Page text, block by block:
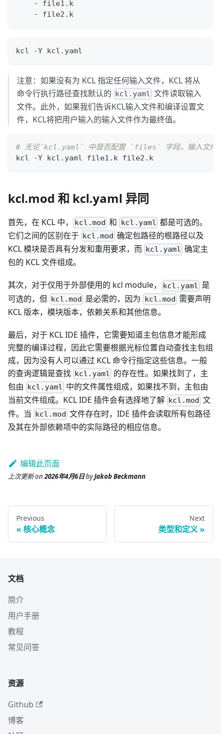
-
file1.k
-
file2.k
kcl -Y kcl.yaml
注意：如果没有为 KCL 指定任何输入文件，KCL 将从
命令行执行路径查找默认的 kcl.yaml 文件读取输入
文件。此外，如果我们告诉KCL输入文件和编译设置文
件，KCL将把用户输入的输入文件作为最终值。
# 无论`kcl.yaml` 中是否配置 `files` 字段，输入
kcl -Y kcl.yaml file1.k file2.k
kcl.mod 和 kcl.yaml 异同
首先，在 KCL 中， kcl.mod 和 kcl.yaml 都是可选的。
它们之间的区别在于 kcl.mod 确定包路径的根路径以及
KCL 模块是否具有分发和重用要求，而 kcl.yaml 确定主
包的 KCL 文件组成。
其次，对于仅用于外部使用的 kcl module， kcl.yaml 是
可选的，但 kcl.mod 是必需的，因为 kcl.mod 需要声明
KCL 版本，模块版本，依赖关系和其他信息。
最后，对于 KCL IDE 插件，它需要知道主包信息才能形成
完整的编译过程，因此它需要根据光标位置自动查找主包组
成，因为没有人可以通过 KCL 命令行指定这些信息。一般
的查询逻辑是查找 kcl.yaml 的存在性。如果找到了，主
包由
kcl.yaml 中的文件属性组成，如果找不到，主包由
当前文件组成。KCL IDE 插件会有选择地了解 kcl.mod 文
件。当 kcl.mod 文件存在时，IDE 插件会读取所有包路径
及其在外部依赖项中的实际路径的相应信息。
编辑此页面
上次更新on2026年4月6日byJakob Beckmann
Previous
核心概念
Next
类型和定义
文档
简介
用户手册
教程
常见问答
资源
Github
博客